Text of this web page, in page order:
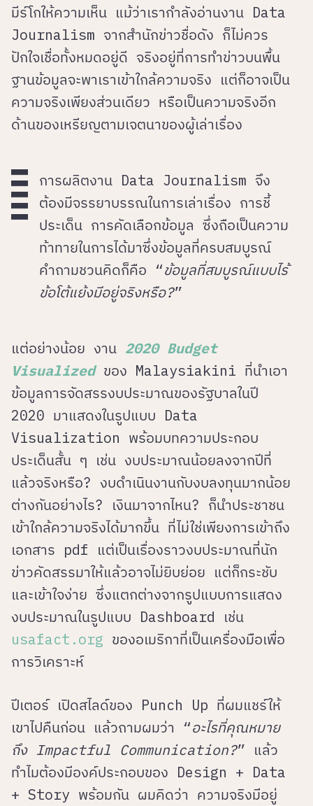
มีร์โกให้ความเห็น แม้ว่าเรากำลังอ่านงาน Data
Journalism จากสำนักข่าวชื่อดัง ก็ไม่ควร
ปักใจเชื่อทั้งหมดอยู่ดี จริงอยู่ที่การทำข่าวบนพื้น
ฐานข้อมูลจะพาเราเข้าใกล้ความจริง แต่ก็อาจเป็น
ความจริงเพียงส่วนเดียว หรือเป็นความจริงอีก
ด้านของเหรียญตามเจตนาของผู้เล่าเรื่อง
การผลิตงาน Data Journalism จึง
ต้องมีจรรยาบรรณในการเล่าเรื่อง การชี้
ประเด็น การคัดเลือกข้อมูล ซึ่งถือเป็นความ
ท้าทายในการได้มาซึ่งข้อมูลที่ครบสมบูรณ์
คำถามชวนคิดก็คือ “ข้อมูลที่สมบูรณ์แบบไร้
ข้อโต้แย้งมีอยู่จริงหรือ?”
แต่อย่างน้อย งาน 2020 Budget
Visualizedของ Malaysiakini ที่นำเอา
ข้อมูลการจัดสรรงบประมาณของรัฐบาลในปี
2020 มาแสดงในรูปแบบ Data
Visualization พร้อมบทความประกอบ
ประเด็นสั้น ๆ เช่น งบประมาณน้อยลงจากปีที่
แล้วจริงหรือ? งบดำเนินงานกับงบลงทุนมากน้อย
ต่างกันอย่างไร? เงินมาจากไหน? ก็นำประชาชน
เข้าใกล้ความจริงได้มากขึ้น ที่ไม่ใช่เพียงการเข้าถึง
เอกสาร pdf แต่เป็นเรื่องราวงบประมาณที่นัก
ข่าวคัดสรรมาให้แล้วอาจไม่ยิบย่อย แต่ก็กระชับ
และเข้าใจง่าย ซึ่งแตกต่างจากรูปแบบการแสดง
งบประมาณในรูปแบบ Dashboard เช่น
usafact.org ของอเมริกาที่เป็นเครื่องมือเพื่อ
การวิเคราะห์
ปีเตอร์ เปิดสไลด์ของ Punch Up ที่ผมแชร์ให้
เขาไปคืนก่อน แล้วถามผมว่า “อะไรที่คุณหมาย
ถึง Impactful Communication?” แล้ว
ทำไมต้องมีองค์ประกอบของ Design + Data
+ Story พร้อมกัน ผมคิดว่า ความจริงมีอยู่